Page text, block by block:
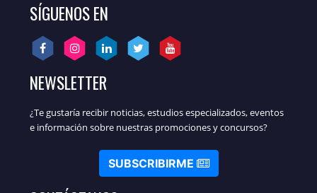
SÍGUENOS EN
NEWSLETTER
¿Te gustaría recibir noticias, estudios especializados, eventos
e información sobre nuestras promociones y concursos?
SUBSCRIBIRME